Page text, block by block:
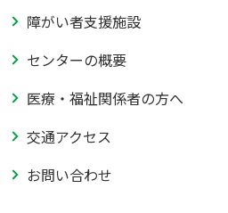
障がい者支援施設
センターの概要
医療・福祉関係者の方へ
交通アクセス
お問い合わせ